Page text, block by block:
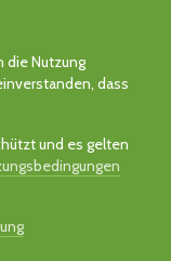
die Nutzung
dass
und es gelten